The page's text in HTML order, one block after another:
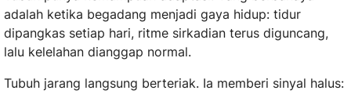
adalah ketika begadang menjadi gaya hidup: tidur
dipangkas setiap hari, ritme sirkadian terus diguncang,
lalu kelelahan dianggap normal.
Tubuh jarang langsung berteriak. Ia memberi sinyal halus: